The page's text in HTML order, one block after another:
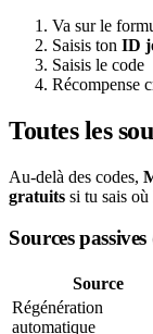
Va sur le
Saisis ton ID
Saisis le code
Récompense
Toutes les
Au-delà des codes,
gratuits si tu sais
Sources
Source
Régénération
automatique